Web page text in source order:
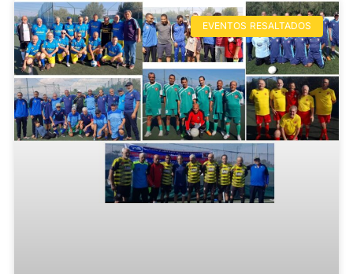
EVENTOS RESALTADOS